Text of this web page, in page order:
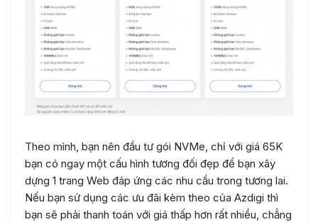
Theo mình, bạn nên đầu tư gói NVMe, chỉ với giá 65K
bạn có ngay một cấu hình tương đối đẹp để bạn xây
dựng 1 trang Web đáp ứng các nhu cầu trong tương lai.
Nếu bạn sử dụng các ưu đãi kèm theo của Azdigi thì
bạn sẽ phải thanh toán với giá thấp hơn rất nhiều, chẳng